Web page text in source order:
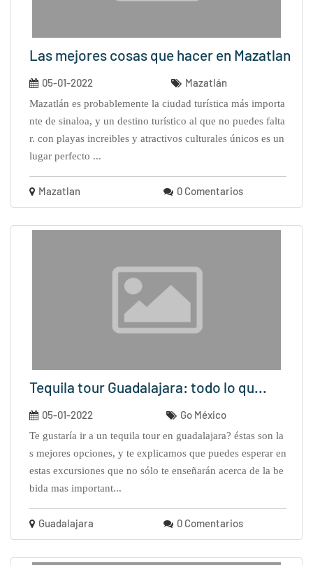
Las mejores cosas que hacer en Mazatlan
05-01-2022 Mazatlán
mazatlán es probablemente la ciudad turística más importa
nte de sinaloa, y un destino turístico al que no puedes falta
r. con playas increibles y atractivos culturales únicos es un
lugar perfecto ...
Mazatlan 0 Comentarios
Tequila tour Guadalajara: todo lo qu...
05-01-2022 Go México
te gustaría ir a un tequila tour en guadalajara? éstas son la
s mejores opciones, y te explicamos que puedes esperar en
estas excursiones que no sólo te enseñarán acerca de la be
bida mas important...
Guadalajara 0 Comentarios